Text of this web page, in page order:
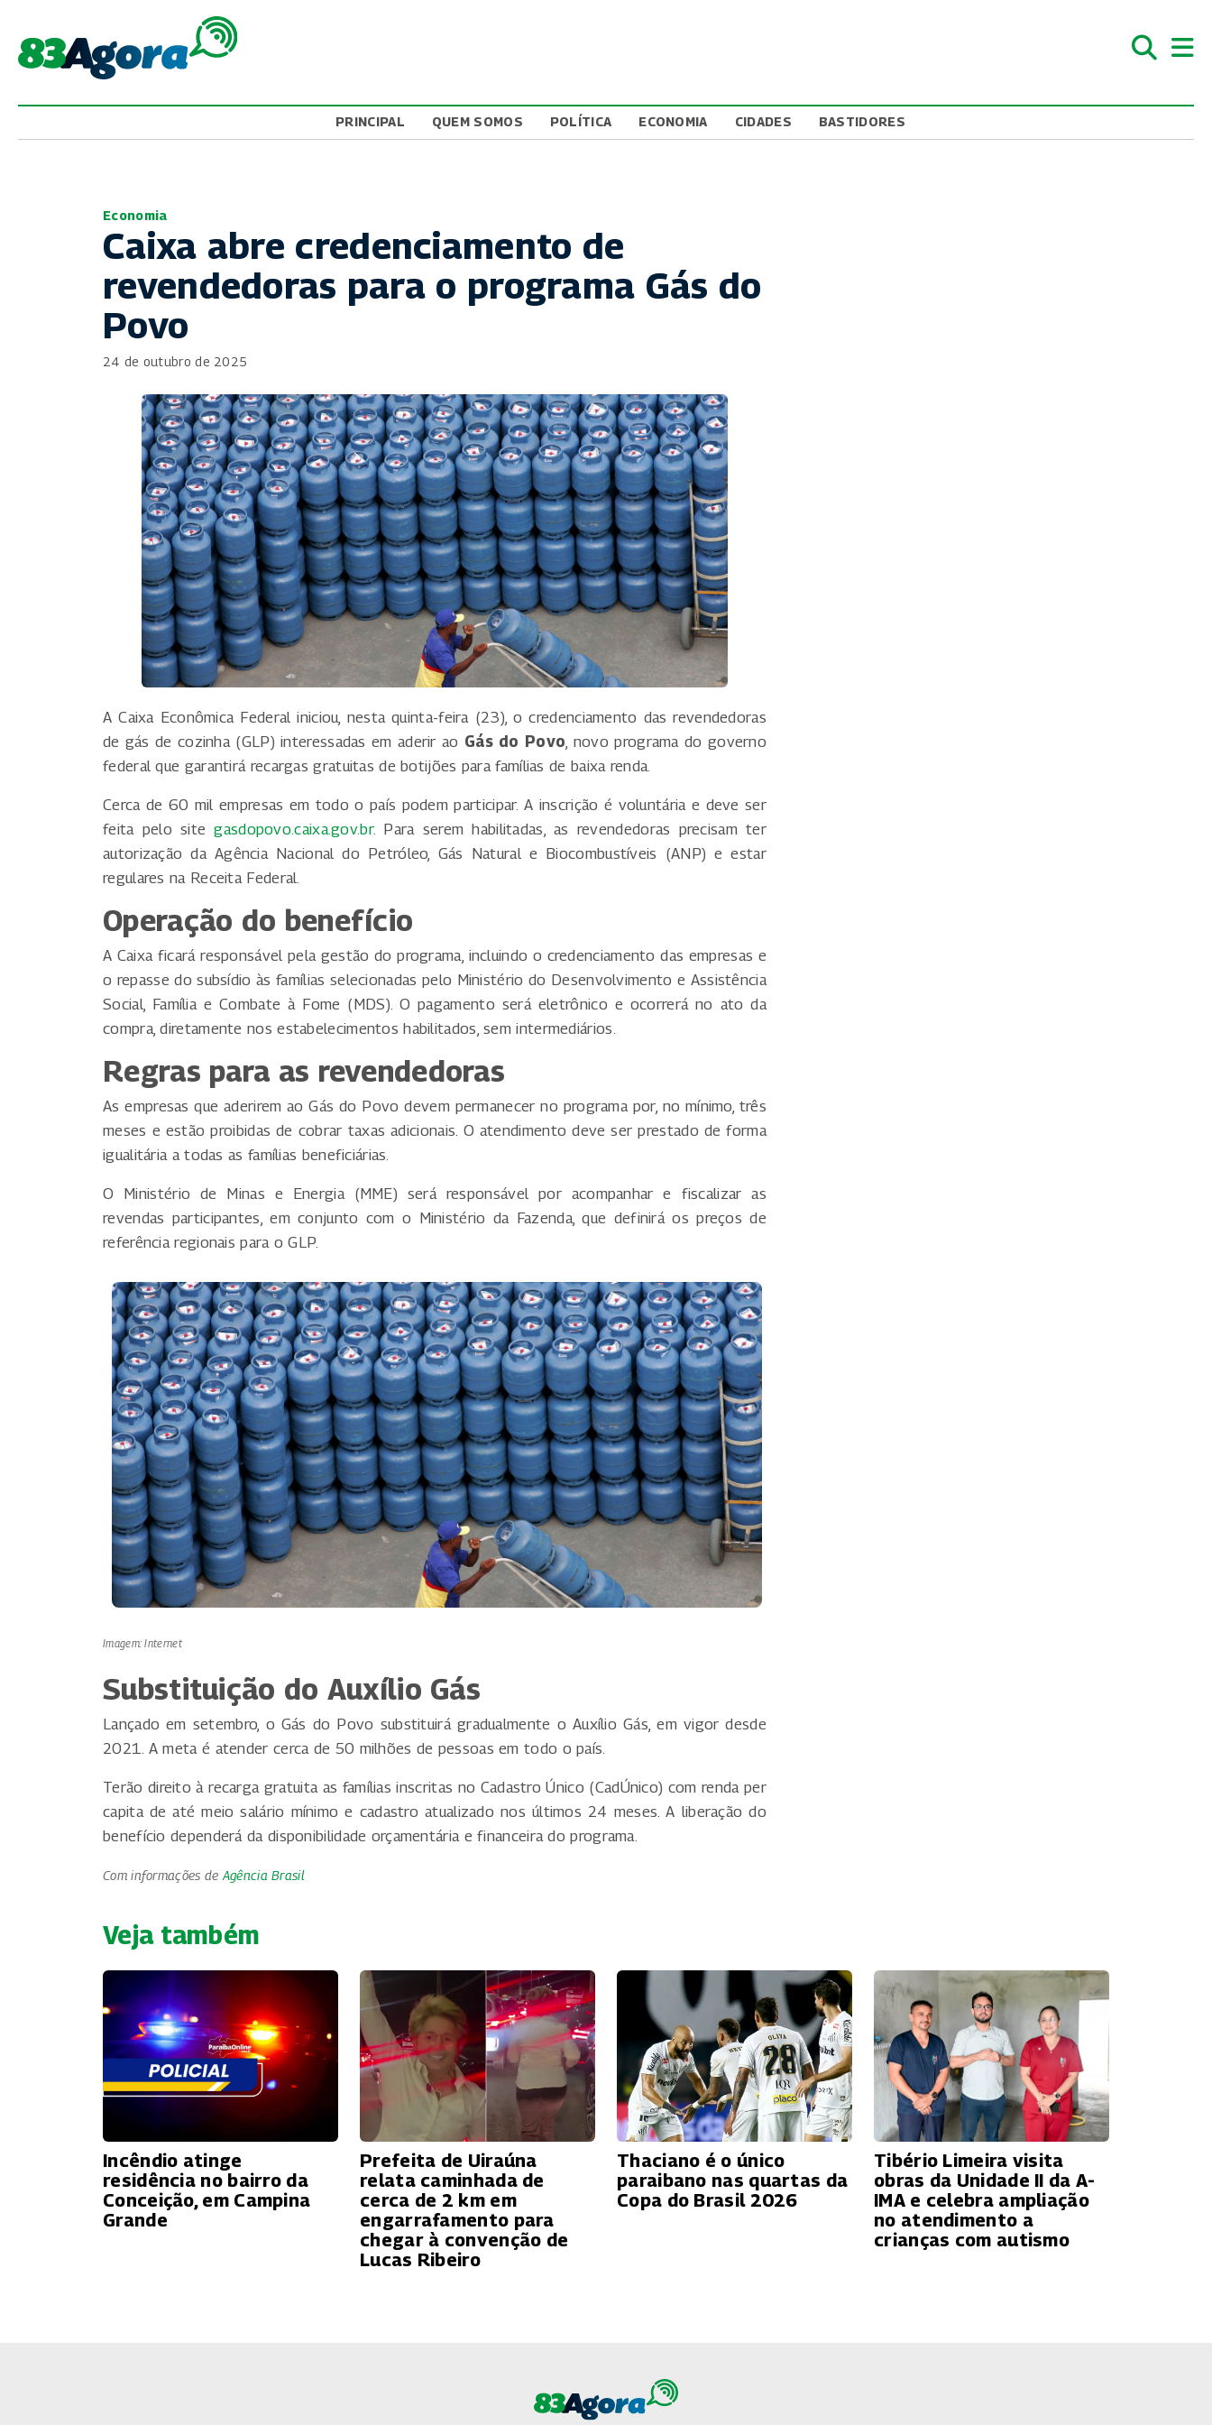
PRINCIPAL QUEM SOMOS POLÍTICA ECONOMIA CIDADES BASTIDORES
Economia
Caixa abre credenciamento de
revendedoras para o programa Gás do
Povo
24 de outubro de 2025
A Caixa Econômica Federal iniciou, nesta quinta-feira (23), o credenciamento das revendedoras
de gás de cozinha (GLP) interessadas em aderir ao Gás do Povo, novo programa do governo
federal que garantirá recargas gratuitas de botijões para famílias de baixa renda.
Cerca de 60 mil empresas em todo o país podem participar. A inscrição é voluntária e deve ser
feita pelo sitegasdopovo.caixa.gov.br. Para serem habilitadas, as revendedoras precisam ter
autorização da Agência Nacional do Petróleo, Gás Natural e Biocombustíveis (ANP) e estar
regulares na Receita Federal.
Operação do benefício
A Caixa ficará responsável pela gestão do programa, incluindo o credenciamento das empresas e
o repasse do subsídio às famílias selecionadas pelo Ministério do Desenvolvimento e Assistência
Social, Família e Combate à Fome (MDS). O pagamento será eletrônico e ocorrerá no ato da
compra, diretamente nos estabelecimentos habilitados, sem intermediários.
Regras para as revendedoras
As empresas que aderirem ao Gás do Povo devem permanecer no programa por, no mínimo, três
meses e estão proibidas de cobrar taxas adicionais. O atendimento deve ser prestado de forma
igualitária a todas as famílias beneficiárias.
O Ministério de Minas e Energia (MME) será responsável por acompanhar e fiscalizar as
revendas participantes, em conjunto com o Ministério da Fazenda, que definirá os preços de
referência regionais para o GLP.
Imagem: Internet
Substituição do Auxílio Gás
Lançado em setembro, o Gás do Povo substituirá gradualmente o Auxílio Gás, em vigor desde
2021. A meta é atender cerca de 50 milhões de pessoas em todo o país.
Terão direito à recarga gratuita as famílias inscritas no Cadastro Único (CadÚnico) com renda per
capita de até meio salário mínimo e cadastro atualizado nos últimos 24 meses. A liberação do
benefício dependerá da disponibilidade orçamentária e financeira do programa.
Com informações de Agência Brasil
Veja também
Incêndio atinge
residência no bairro da
Conceição, em Campina
Grande
Prefeita de Uiraúna
relata caminhada de
cerca de 2 km em
engarrafamento para
chegar à convenção de
Lucas Ribeiro
Thaciano é o único
paraibano nas quartas da
Copa do Brasil 2026
Tibério Limeira visita
obras da Unidade II da A-
IMA e celebra ampliação
no atendimento a
crianças com autismo